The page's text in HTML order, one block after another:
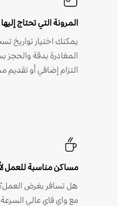
المرونة التي تحتاج إليها
يمكنك اختيار تواريخ
المغادرة بدقة والحجز
التزام إضافي أو تقديم
مساكن مناسبة للعمل
هل تسافر بغرض العمل؟
مع واي فاي عالي